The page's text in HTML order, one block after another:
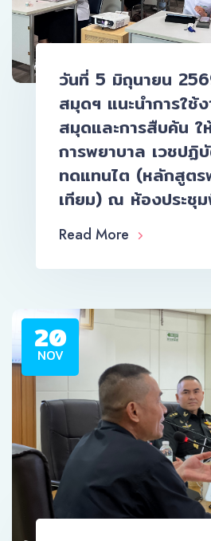
วันที่ 5 มิถุนายน
สมุดฯ แนะนำการใช้
สมุดและการสืบค้น ใ
การพยาบาล เวชปฏิ
ทดแทนไต (หลักสูตร
เทียม) ณ ห้องประชุ
Read More
20
NOV